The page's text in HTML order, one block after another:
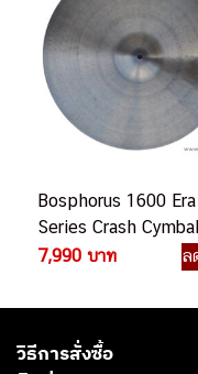
Bosphorus 1600 Era
Series Crash Cymbal
ฉาบกลอง
7,990 บาท ล
วิธีการสั่งซื้อ